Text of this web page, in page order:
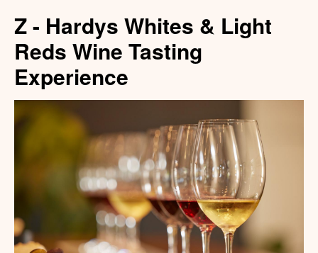
Z - Hardys Whites & Light
Reds Wine Tasting
Experience